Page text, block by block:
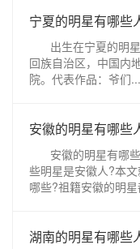
宁夏的明星有哪些
出生在宁夏的明
回族自治区，中国内
院。代表作品：爷们
安徽的明星有哪些
安徽的明星有哪
些明星是安徽人?本
哪些?祖籍安徽的明
湖南的明星有哪些